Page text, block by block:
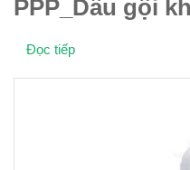
PPP_Dầu gội
Đọc tiếp